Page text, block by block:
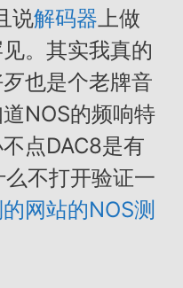
说解码器 上做
。其实我真的
也是个老牌音
NOS的频响特
点DAC8是有
不打开验证一
网站的NOS测